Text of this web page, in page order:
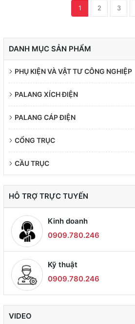
1 2 3
DANH MỤC SẢN PHẨM
PHỤ KIỆN VÀ VẬT TƯ CÔNG NGHIỆP
PALANG XÍCH ĐIỆN
PALANG CÁP ĐIỆN
CỔNG TRỤC
CẦU TRỤC
HỖ TRỢ TRỰC TUYẾN
Kinh doanh
0909.780.246
Kỹ thuật
0909.780.246
VIDEO